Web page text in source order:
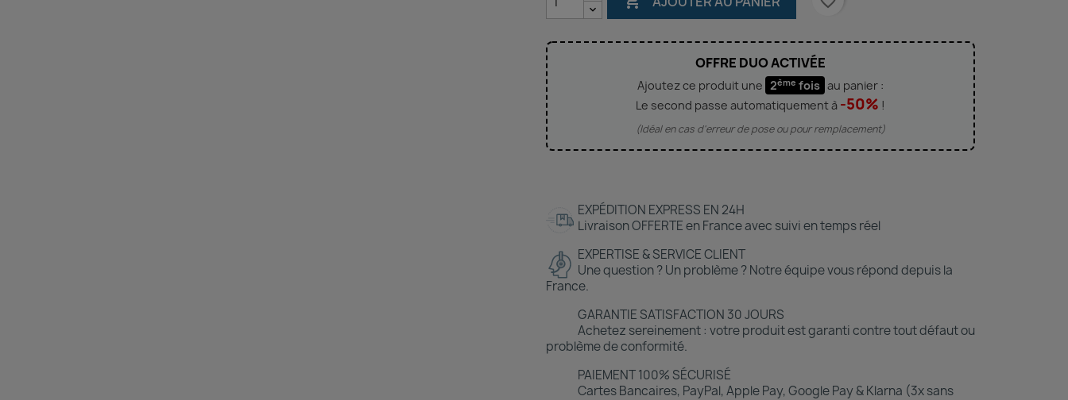
OFFRE DUO ACTIVÉE
Ajoutez ce produit une 2ème fois au panier :
Le second passe automatiquement à -50% !
(Idéal en cas d'erreur de pose ou pour remplacement)
EXPÉDITION EXPRESS EN 24H
Livraison OFFERTE en France avec suivi en temps réel
EXPERTISE & SERVICE CLIENT
Une question ? Un problème ? Notre équipe vous répond depuis la
France.
GARANTIE SATISFACTION 30 JOURS
Achetez sereinement : votre produit est garanti contre tout défaut ou
problème de conformité.
PAIEMENT 100% SÉCURISÉ
Cartes Bancaires, PayPal, Apple Pay, Google Pay & Klarna (3x sans